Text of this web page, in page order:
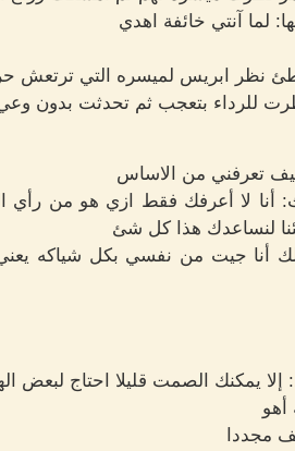
لما آنتي خائفة اهدي
نظر ابريس لميسره التي ترتعش
للرداء بتعجب ثم تحدثت بدون
تعرفني من الاساس
لا أعرفك فقط ازي هو من رأي
لنساعدك هذا كل شئ
أنا جيت من نفسي بكل شياكه
يمكنك الصمت قليلا احتاج لبعض
أهو
مجددا